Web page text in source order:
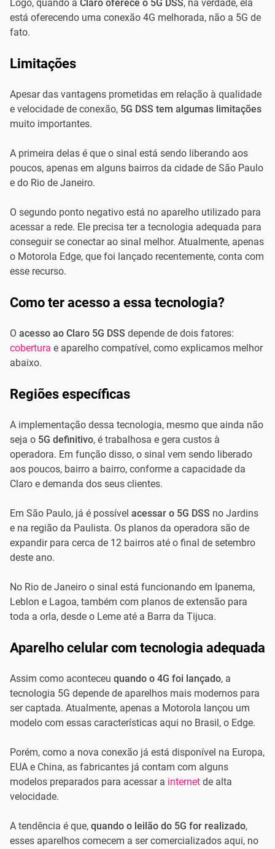
Logo, quando a Claro oferece o 5G DSS, na verdade, ela
está oferecendo uma conexão 4G melhorada, não a 5G de
fato.
Limitações
Apesar das vantagens prometidas em relação à qualidade
e velocidade de conexão, 5G DSS tem algumas limitações
muito importantes.
A primeira delas é que o sinal está sendo liberando aos
poucos, apenas em alguns bairros da cidade de São Paulo
e do Rio de Janeiro.
O segundo ponto negativo está no aparelho utilizado para
acessar a rede. Ele precisa ter a tecnologia adequada para
conseguir se conectar ao sinal melhor. Atualmente, apenas
o Motorola Edge, que foi lançado recentemente, conta com
esse recurso.
Como ter acesso a essa tecnologia?
O acesso ao Claro 5G DSS depende de dois fatores:
cobertura e aparelho compatível, como explicamos melhor
abaixo.
Regiões específicas
A implementação dessa tecnologia, mesmo que ainda não
seja o 5G definitivo, é trabalhosa e gera custos à
operadora. Em função disso, o sinal vem sendo liberado
aos poucos, bairro a bairro, conforme a capacidade da
Claro e demanda dos seus clientes.
Em São Paulo, já é possível acessar o 5G DSS no Jardins
e na região da Paulista. Os planos da operadora são de
expandir para cerca de 12 bairros até o final de setembro
deste ano.
No Rio de Janeiro o sinal está funcionando em Ipanema,
Leblon e Lagoa, também com planos de extensão para
toda a orla, desde o Leme até a Barra da Tijuca.
Aparelho celular com tecnologia adequada
Assim como aconteceu quando o 4G foi lançado, a
tecnologia 5G depende de aparelhos mais modernos para
ser captada. Atualmente, apenas a Motorola lançou um
modelo com essas características aqui no Brasil, o Edge.
Porém, como a nova conexão já está disponível na Europa,
EUA e China, as fabricantes já contam com alguns
modelos preparados para acessar a internet de alta
velocidade.
A tendência é que, quando o leilão do 5G for realizado,
esses aparelhos comecem a ser comercializados aqui, no